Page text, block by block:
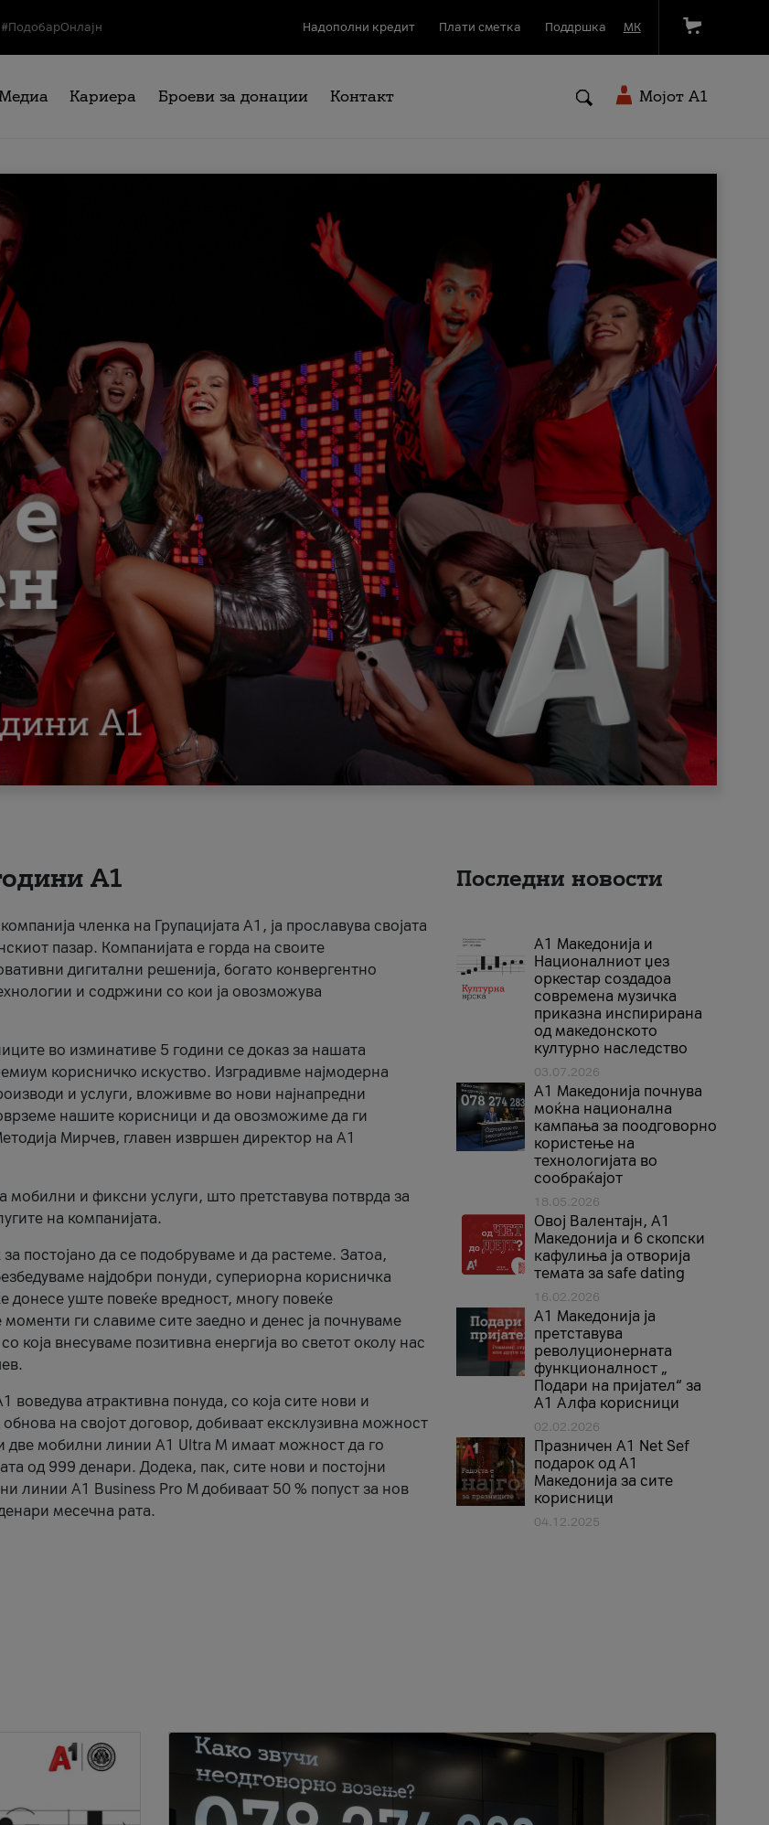
#ПодобарОнлајн Надополни кредит Плати сметка Поддршка МК
Кариера Броеви за донации Контакт Мојот A1
А1
членка на Групацијата А1, ја прославува својата
пазар. Компанијата е горда на своите
дигитални решенија, богато конвергентно
и содржини со кои ја овозможува
во изминативе 5 години се доказ за нашата
корисничко искуство. Изградивме најмодерна
и услуги, вложивме во нови најнапредни
нашите корисници и да овозможиме да ги
Мирчев, главен извршен директор на А1
и фиксни услуги, што претставува потврда за
на компанијата.
постојано да се подобруваме и да растеме. Затоа,
најдобри понуди, супериорна корисничка
донесе уште повеќе вредност, многу повеќе
ги славиме сите заедно и денес ја почнуваме
која внесуваме позитивна енергија во светот околу нас
атрактивна понуда, со која сите нови и
на својот договор, добиваат ексклузивна можност
две мобилни линии A1 Ultra M имаат можност да го
од 999 денари. Додека, пак, сите нови и постојни
линии А1 Business Pro М добиваат 50 % попуст за нов
месечна рата.
Последни новости
А1 Македонија и
Националниот џез
оркестар создадоа
современа музичка
приказна инспирирана
од македонското
културно наследство
03.07.2026
A1 Македонија почнува
моќна национална
кампања за поодговорно
користење на
технологијата во
сообраќајот
18.05.2026
Овој Валентајн, A1
Македонија и 6 скопски
кафулиња ја отворија
темата за safe dating
16.02.2026
А1 Македонија ја
претставува
револуционерната
функционалност „
Подари на пријател“ за
А1 Алфа корисници
02.02.2026
Празничен A1 Net Sеf
подарок од А1
Македонија за сите
корисници
04.12.2025